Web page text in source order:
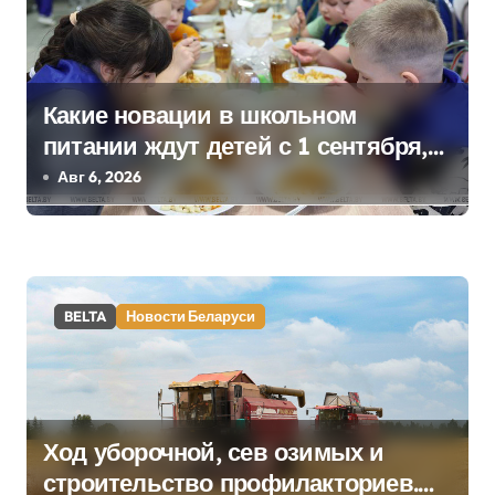
и
с
я
м
Какие новации в школьном
питании ждут детей с 1 сентября,
рассказали в правительстве
Авг 6, 2026
BELTA Новости Беларуси
Ход уборочной, сев озимых и
строительство профилакториев.